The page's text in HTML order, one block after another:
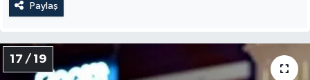
Paylaş
17 / 19